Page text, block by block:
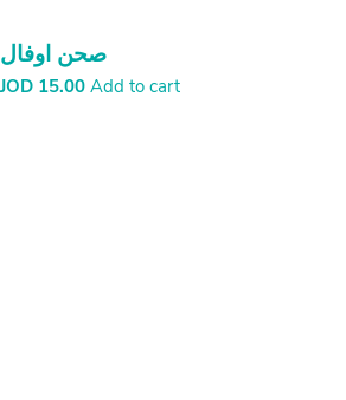
صحن اوفال
JOD 15.00 Add to cart